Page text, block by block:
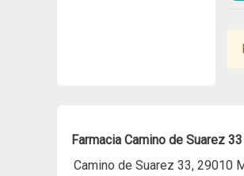
Farmacia Camino de Suarez
Camino de Suarez 33, 29010